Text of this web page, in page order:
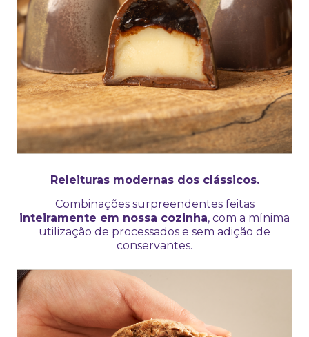
Releituras modernas dos clássicos.
Combinações surpreendentes feitas
inteiramente em nossa cozinha, com a mínima
utilização de processados e sem adição de
conservantes.